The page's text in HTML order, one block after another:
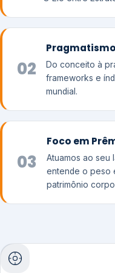
02
Do conceito à
frameworks e
mundial.
03
Foco em
Atuamos ao seu
entende o peso
patrimônio